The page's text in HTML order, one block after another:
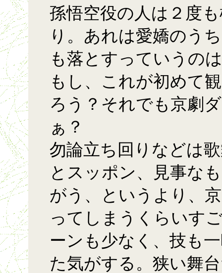
孫悟空役の人は２度
り。あれは愛嬌のう
も落とすっていうの
もし、これが初めて
ろう？それでも京劇
ぁ？
勿論立ち回りなどは
とスッポン、見事な
がう、というより、
ってしまうくらいす
ーンも少なく、技も
た気がする。狭い舞